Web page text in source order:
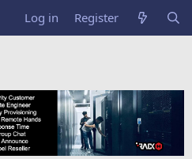
Log in Register